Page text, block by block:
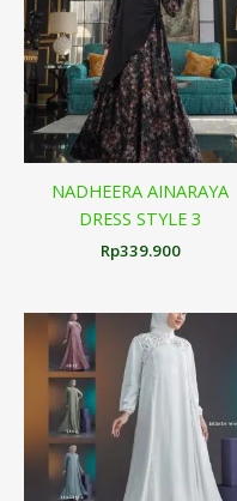
NADHEERA AINARAYA
DRESS STYLE 3
Rp339.900